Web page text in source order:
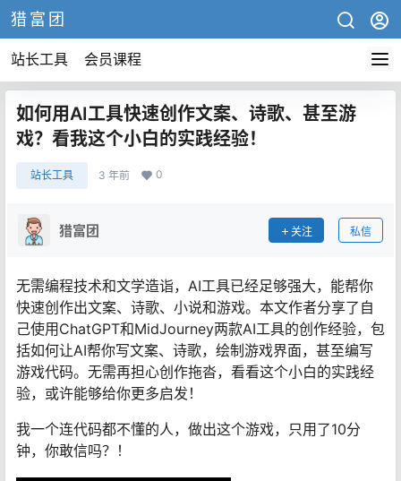
猎富团
站长工具 会员课程
如何用AI工具快速创作文案、诗歌、甚至游
戏？看我这个小白的实践经验！
站长工具 3 年前 0
猎富团 关注 私信
无需编程技术和文学造诣，AI工具已经足够强大，能帮你
快速创作出文案、诗歌、小说和游戏。本文作者分享了自
己使用ChatGPT和MidJourney两款AI工具的创作经验，包
括如何让AI帮你写文案、诗歌，绘制游戏界面，甚至编写
游戏代码。无需再担心创作拖沓，看看这个小白的实践经
验，或许能够给你更多启发！
我一个连代码都不懂的人，做出这个游戏，只用了10分
钟，你敢信吗？！